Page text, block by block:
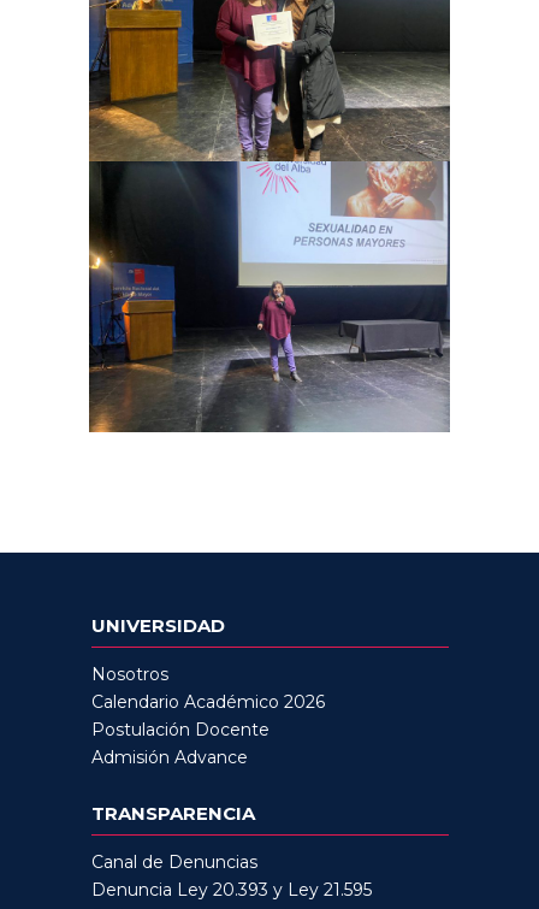
UNIVERSIDAD
Nosotros
Calendario Académico 2026
Postulación Docente
Admisión Advance
TRANSPARENCIA
Canal de Denuncias
Denuncia Ley 20.393 y Ley 21.595